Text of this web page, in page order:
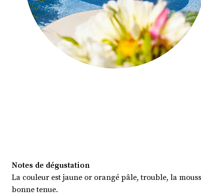
Notes de dégustation
La couleur est jaune or orangé pâle, trouble, la
bonne tenue.